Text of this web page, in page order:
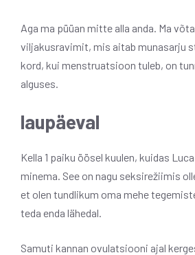
Aga ma püüan mitte alla anda. Ma
viljakusravimit, mis aitab munasarju
kord, kui menstruatsioon tuleb, on
alguses.
laupäeval
Kella 1 paiku öösel kuulen, kuidas
minema. See on nagu seksirežiimis
et olen tundlikum oma mehe
teda enda lähedal.
Samuti kannan ovulatsiooni ajal